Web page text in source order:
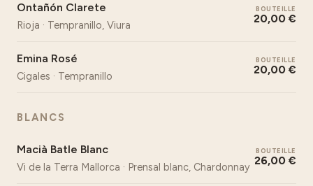
Ontañón Clarete
Rioja · Tempranillo, Viura
BOUTEILLE
20,00 €
Emina Rosé
Cigales · Tempranillo
BOUTEILLE
20,00 €
BLANCS
Macià Batle Blanc
Vi de la Terra Mallorca · Prensal blanc, Chardonnay
BOUTEILLE
26,00 €